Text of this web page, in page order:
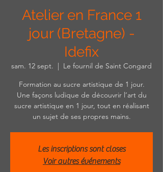
Atelier en France 1
jour (Bretagne) -
Idefix
sam. 12 sept.
  |
Le fournil de Saint Congard
Formation au sucre artistique de 1 jour.
Une façons ludique de découvrir l’art du
sucre artistique en 1 jour, tout en réalisant
un sujet de ses propres mains.
Les inscriptions sont closes
Voir autres événements